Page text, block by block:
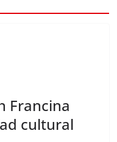
Francina
cultural